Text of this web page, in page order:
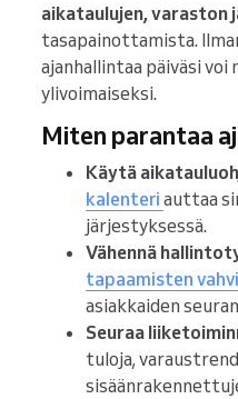
aikataulujen, varaston
tasapainottamista.
ajanhallintaa päiväsi
ylivoimaiseksi.
Miten parantaa
Käytä
kalenteri auttaa
järjestyksessä.
Vähennä
tapaamisten
asiakkaiden
Seuraa
tuloja,